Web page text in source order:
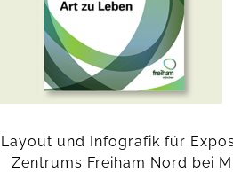
Layout und Infografik für
Zentrums Freiham Nord bei